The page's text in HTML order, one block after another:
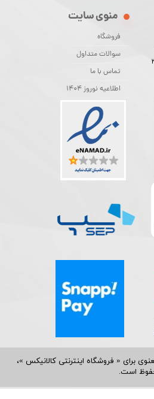
و معنوی برای « فروشگاه اینترنتی کالانیکس »،
است.​​​​​​​
منوی سایت
فروشگاه
سوالات متداول
تماس با ما
اطلاعیه نوروز 1404